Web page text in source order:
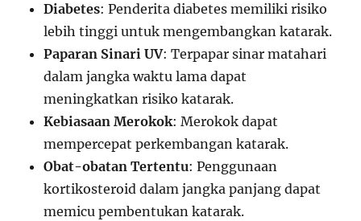
Diabetes: Penderita diabetes memiliki risiko
lebih tinggi untuk mengembangkan katarak.
Paparan Sinari UV: Terpapar sinar matahari
dalam jangka waktu lama dapat
meningkatkan risiko katarak.
Kebiasaan Merokok: Merokok dapat
mempercepat perkembangan katarak.
Obat-obatan Tertentu: Penggunaan
kortikosteroid dalam jangka panjang dapat
memicu pembentukan katarak.